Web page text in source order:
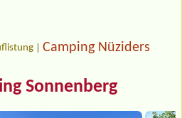
Camping Nüziders
Sonnenberg